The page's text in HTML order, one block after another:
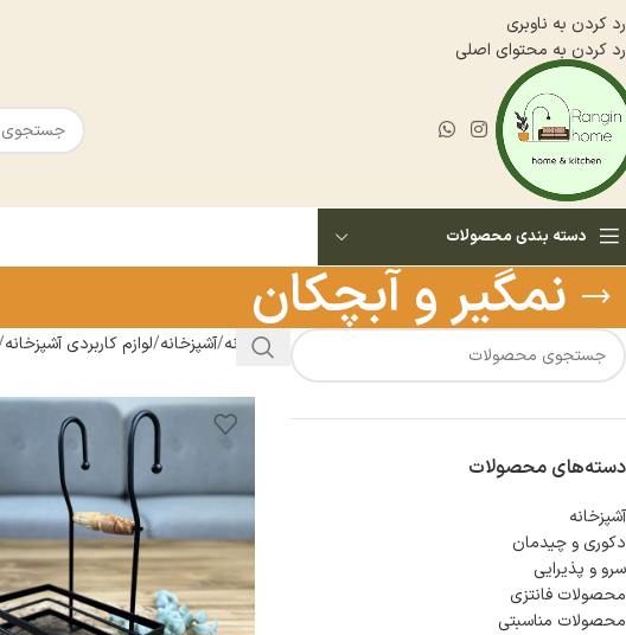
رد کردن به ناوبری
رد کردن به محتوای اصلی
دسته بندی محصولات
نمگير و آبچكان
دسته‌های محصولات
آشپزخانه
دكورى و چيدمان
سرو و پذيرايى
محصولات فانتزی
محصولات مناسبتی
خانه آشپزخانه لوازم كاربردى آشپزخانه